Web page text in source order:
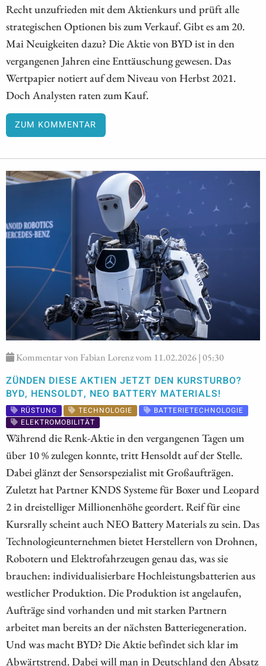
Recht unzufrieden mit dem Aktienkurs und prüft alle
strategischen Optionen bis zum Verkauf. Gibt es am 20.
Mai Neuigkeiten dazu? Die Aktie von BYD ist in den
vergangenen Jahren eine Enttäuschung gewesen. Das
Wertpapier notiert auf dem Niveau von Herbst 2021.
Doch Analysten raten zum Kauf.
ZUM KOMMENTAR
Kommentar von Fabian Lorenz vom 11.02.2026 | 05:30
ZÜNDEN DIESE AKTIEN JETZT DEN KURSTURBO?
BYD, HENSOLDT, NEO BATTERY MATERIALS!
RÜSTUNG TECHNOLOGIE
BATTERIETECHNOLOGIE
ELEKTROMOBILITÄT
Während die Renk-Aktie in den vergangenen Tagen um
über 10 % zulegen konnte, tritt Hensoldt auf der Stelle.
Dabei glänzt der Sensorspezialist mit Großaufträgen.
Zuletzt hat Partner KNDS Systeme für Boxer und Leopard
2 in dreistelliger Millionenhöhe geordert. Reif für eine
Kursrally scheint auch NEO Battery Materials zu sein. Das
Technologieunternehmen bietet Herstellern von Drohnen,
Robotern und Elektrofahrzeugen genau das, was sie
brauchen: individualisierbare Hochleistungsbatterien aus
westlicher Produktion. Die Produktion ist angelaufen,
Aufträge sind vorhanden und mit starken Partnern
arbeitet man bereits an der nächsten Batteriegeneration.
Und was macht BYD? Die Aktie befindet sich klar im
Abwärtstrend. Dabei will man in Deutschland den Absatz